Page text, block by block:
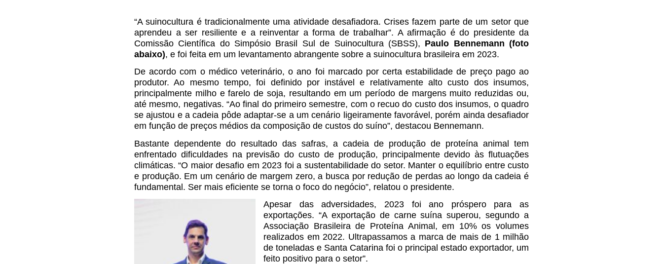
“A suinocultura é tradicionalmente uma atividade desafiadora. Crises fazem parte de um setor que
aprendeu a ser resiliente e a reinventar a forma de trabalhar”. A afirmação é do presidente da
Comissão Científica do Simpósio Brasil Sul de Suinocultura (SBSS), Paulo Bennemann (foto
abaixo), e foi feita em um levantamento abrangente sobre a suinocultura brasileira em 2023.
De acordo com o médico veterinário, o ano foi marcado por certa estabilidade de preço pago ao
produtor. Ao mesmo tempo, foi definido por instável e relativamente alto custo dos insumos,
principalmente milho e farelo de soja, resultando em um período de margens muito reduzidas ou,
até mesmo, negativas. “Ao final do primeiro semestre, com o recuo do custo dos insumos, o quadro
se ajustou e a cadeia pôde adaptar-se a um cenário ligeiramente favorável, porém ainda desafiador
em função de preços médios da composição de custos do suíno”, destacou Bennemann.
Bastante dependente do resultado das safras, a cadeia de produção de proteína animal tem
enfrentado dificuldades na previsão do custo de produção, principalmente devido às flutuações
climáticas. “O maior desafio em 2023 foi a sustentabilidade do setor. Manter o equilíbrio entre custo
e produção. Em um cenário de margem zero, a busca por redução de perdas ao longo da cadeia é
fundamental. Ser mais eficiente se torna o foco do negócio”, relatou o presidente.
Apesar das adversidades, 2023 foi ano próspero para as
exportações. “A exportação de carne suína superou, segundo a
Associação Brasileira de Proteína Animal, em 10% os volumes
realizados em 2022. Ultrapassamos a marca de mais de 1 milhão
de toneladas e Santa Catarina foi o principal estado exportador, um
feito positivo para o setor”.